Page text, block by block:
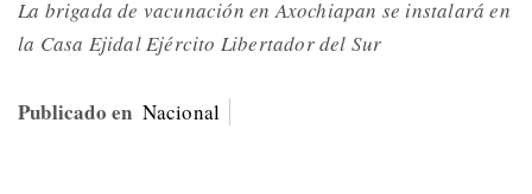
La brigada de vacunación en Axochiapan se instalará en
la Casa Ejidal Ejército Libertador del Sur
Publicado en Nacional